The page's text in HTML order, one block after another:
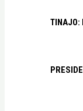
TINAJO: